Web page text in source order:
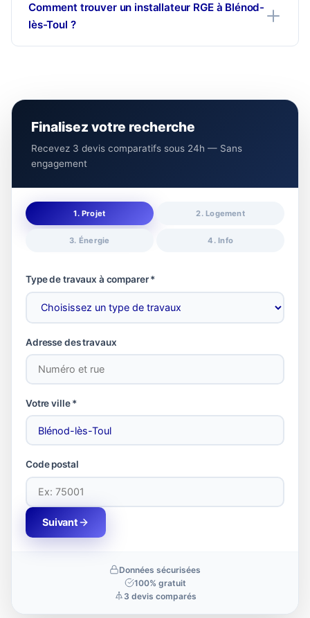
Comment trouver un installateur RGE à Blénod-
lès-Toul ?
Finalisez votre recherche
Recevez 3 devis comparatifs sous 24h — Sans
engagement
1. Projet 2. Logement
3. Énergie 4. Info
Type de travaux à comparer *
Adresse des travaux
Votre ville *
Code postal
Suivant
Données sécurisées
100% gratuit
3 devis comparés